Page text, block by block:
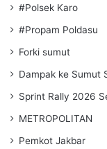
#Polsek Karo
#Propam Poldasu
Forki sumut
Dampak ke Sumut
Sprint Rally 2026
METROPOLITAN
Pemkot Jakbar